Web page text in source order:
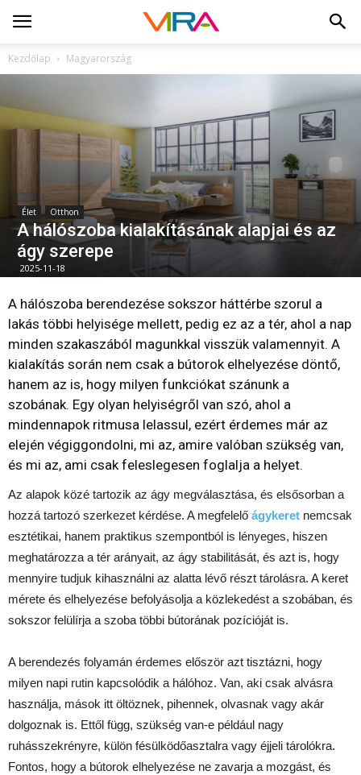
Kezdőlap Magyarország
Élet Otthon
A hálószoba kialakításának alapjai és az
ágy szerepe
2025-11-18
A hálószoba berendezése sokszor háttérbe szorul a
lakás többi helyisége mellett, pedig ez az a tér, ahol a nap
minden szakaszából magunkkal visszük valamennyit. A
kialakítás során nem csak a bútorok elhelyezése döntő,
hanem az is, hogy milyen funkciókat szánunk a
szobának. Egy olyan helyiségről van szó, ahol a
mindennapok ritmusa lelassul, ezért érdemes már az
elején végiggondolni, mi az, amire valóban szükség van,
és mi az, ami csak feleslegesen foglalja a helyet.
Az alapok közé tartozik az ágy megválasztása, és elsősorban a
hozzá tartozó szerkezet kérdése. A megfelelő ágykeret nemcsak
esztétikai, hanem praktikus szempontból is lényeges, hiszen
meghatározza a tér arányait, az ágy stabilitását, és azt is, hogy
mennyire tudjuk kihasználni az alatta lévő részt tárolásra. A keret
mérete és elhelyezése befolyásolja a közlekedést a szobában, és
sokszor felülírja a szoba többi bútorának pozícióját is.
A berendezés folyamán érdemes először azt tisztázni, hogy
milyen napi rutin kapcsolódik a hálóhoz. Van, aki csak alvásra
használja, mások itt öltöznek, pihennek, olvasnak vagy akár
dolgoznak is. Ettől függ, szükség van-e például nagy
ruhásszekrényre, külön fésülködőasztalra vagy éjjeli tárolókra.
Fontos, hogy a bútorok elhelyezése ne zavarja a mozgást, és